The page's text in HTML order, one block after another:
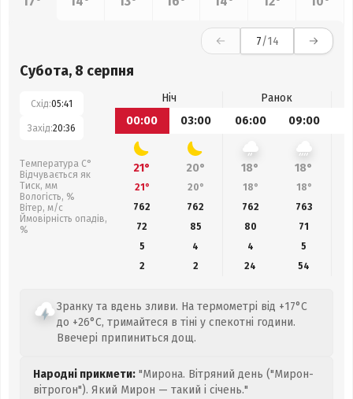
7/14
Субота, 8 серпня
Схід:05:41
Захід:20:36
Температура С°
Відчувається як
Тиск, мм
Вологість, %
Вітер, м/с
Ймовірність опадів,
%
Ніч
Ранок
00:00
03:00 06:00 09:00
21° 20° 18° 18°
21° 20° 18° 18°
762
762 762 763
72
85 80 71
5
4 4
5
2
2 24 54
Зранку та вдень зливи. На термометрі від +17°C
до +26°C, тримайтеся в тіні у спекотні години.
Ввечері припиниться дощ.
Народні прикмети: "Мирона. Вітряний день ("Мирон-
вітрогон"). Який Мирон — такий і січень."